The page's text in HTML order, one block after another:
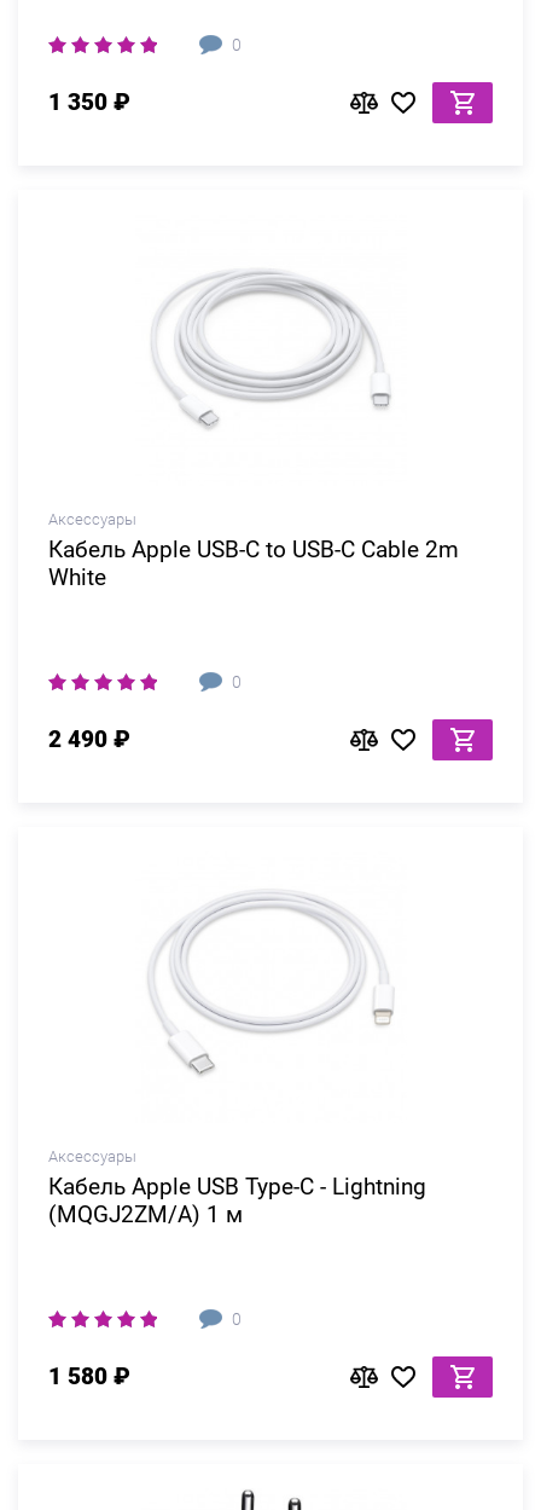
0
1 350 ₽
Аксессуары
Кабель Apple USB-C to USB-C Cable 2m
White
0
2 490 ₽
Аксессуары
Кабель Apple USB Type-C - Lightning
(MQGJ2ZM/A) 1 м
0
1 580 ₽